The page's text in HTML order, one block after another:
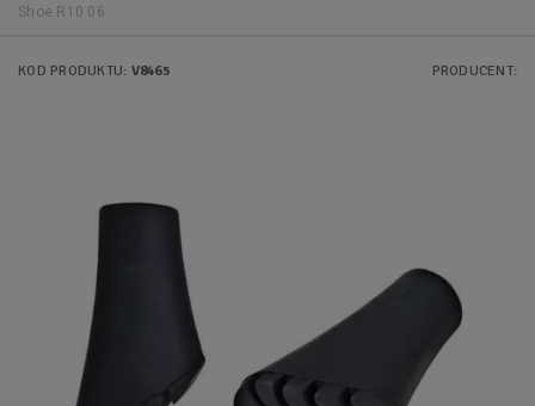
Shoe R10 06
KOD PRODUKTU: V8465 PRODUCENT: